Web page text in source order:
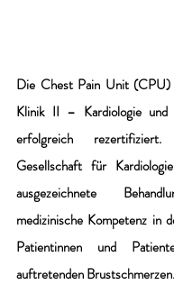
Die Chest Pain Unit (CPU)
Klinik II – Kardiologie und
erfolgreich
Gesellschaft für
ausgezeichnete
medizinische Kompetenz in
Patientinnen und
auftretenden Brustschmerzen.